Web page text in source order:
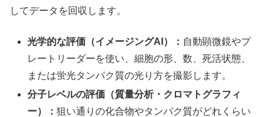
してデータを回収します。
光学的な評価（イメージングAI）： 自動顕微鏡やプ
レートリーダーを使い、細胞の形、数、死活状態、
または蛍光タンパク質の光り方を撮影します。
分子レベルの評価（質量分析・クロマトグラフィ
ー）：狙い通りの化合物やタンパク質がどれくらい